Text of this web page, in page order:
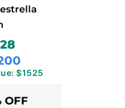
$1525
OFF
de
producto